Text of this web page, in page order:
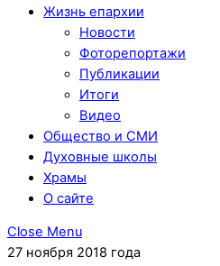
Жизнь епархии
Новости
Фоторепортажи
Публикации
Итоги
Видео
Общество и СМИ
Духовные школы
Храмы
О сайте
Close Menu
27 ноября 2018 года